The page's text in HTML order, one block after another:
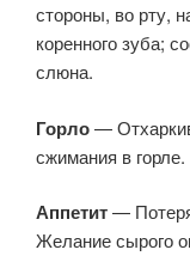
стороны, во рту,
коренного зуба;
слюна.
Горло—
сжимания в горле.
Аппетит—
Желание сырого